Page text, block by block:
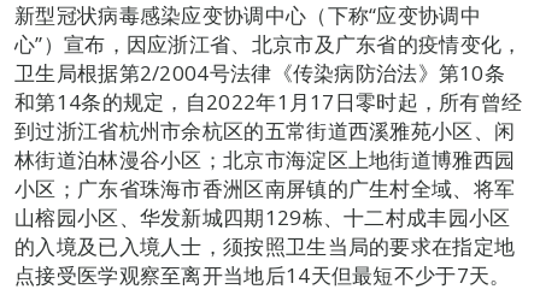
新型冠状病毒感染应变协调中心（下称“应变协调中
心”）宣布，因应浙江省、北京市及广东省的疫情变化，
卫生局根据第2/2004号法律《传染病防治法》第10条
和第14条的规定，自2022年1月17日零时起，所有曾经
到过浙江省杭州市余杭区的五常街道西溪雅苑小区、闲
林街道泊林漫谷小区；北京市海淀区上地街道博雅西园
小区；广东省珠海市香洲区南屏镇的广生村全域、将军
山榕园小区、华发新城四期129栋、十二村成丰园小区
的入境及已入境人士，须按照卫生当局的要求在指定地
点接受医学观察至离开当地后14天但最短不少于7天。